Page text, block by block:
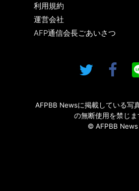
利用規約
運営会社
AFP通信会長ごあいさつ
AFPBB Newsに掲載している写
の無断使用を禁じま
© AFPBB News